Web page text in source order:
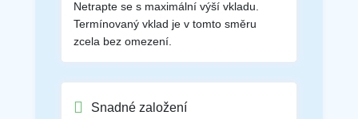
Netrapte se s maximální výší vkladu.
Termínovaný vklad je v tomto směru
zcela bez omezení.
Snadné založení